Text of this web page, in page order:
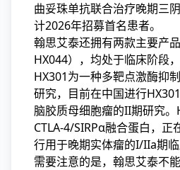
曲妥珠单抗联合治疗晚期三
计2026年招募首名患者。
翰思艾泰还拥有两款主要产
HX044），均处于临床阶段
HX301为一种多靶点激酶抑
研究，目前在中国进行
脑胶质母细胞瘤的II期研究
CTLA-4/SIRPα融合蛋白，正
行用于晚期实体瘤的I/IIa期临
需要注意的是，翰思艾泰不